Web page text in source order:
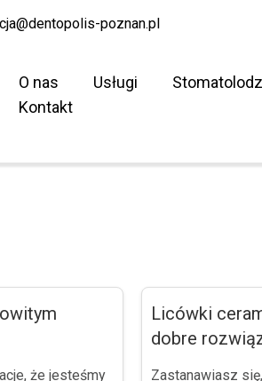
poznan.pl
O nas Usługi
Kontakt
że jesteśmy
Licówki
dobre
Zastanawiasz